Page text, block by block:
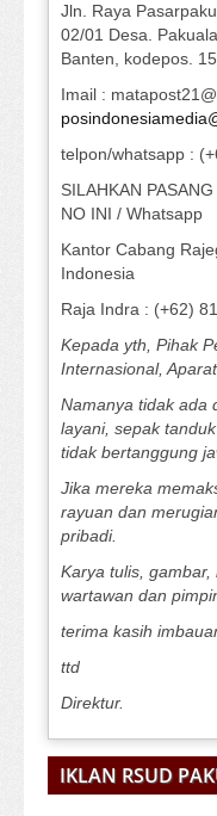
Jln. Raya
02/01 Desa.
Banten, kodepos.
Imail :
telpon/whatsapp :
SILAHKAN
NO INI / Whatsapp
Kantor Cabang
Indonesia
Raja Indra : (+62)
Kepada yth, Pihak
Internasional,
Namanya tidak ada
layani, sepak
tidak bertanggung
Jika mereka
rayuan dan
pribadi.
Karya tulis, gambar,
wartawan dan
terima kasih
ttd
Direktur.
IKLAN RSUD